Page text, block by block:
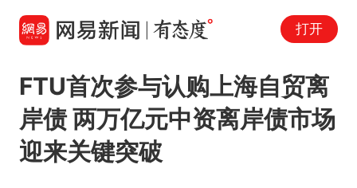
打开
FTU首次参与认购上海自贸离
岸债 两万亿元中资离岸债市场
迎来关键突破